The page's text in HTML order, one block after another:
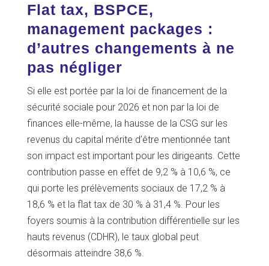
Flat tax, BSPCE,
management packages :
d’autres changements à ne
pas négliger
Si elle est portée par la loi de financement de la
sécurité sociale pour 2026 et non par la loi de
finances elle-même, la hausse de la CSG sur les
revenus du capital mérite d’être mentionnée tant
son impact est important pour les dirigeants. Cette
contribution passe en effet de 9,2 % à 10,6 %, ce
qui porte les prélèvements sociaux de 17,2 % à
18,6 % et la flat tax de 30 % à 31,4 %. Pour les
foyers soumis à la contribution différentielle sur les
hauts revenus (CDHR), le taux global peut
désormais atteindre 38,6 %.